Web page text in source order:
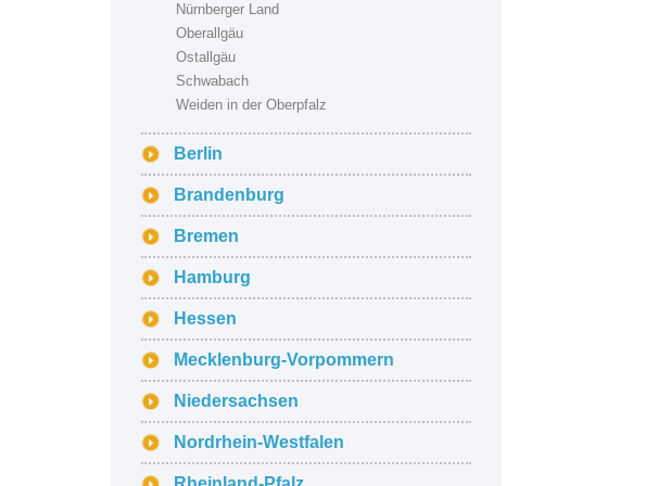
Nürnberger Land
Oberallgäu
Ostallgäu
Schwabach
Weiden in der Oberpfalz
Berlin
Brandenburg
Bremen
Hamburg
Hessen
Mecklenburg-Vorpommern
Niedersachsen
Nordrhein-Westfalen